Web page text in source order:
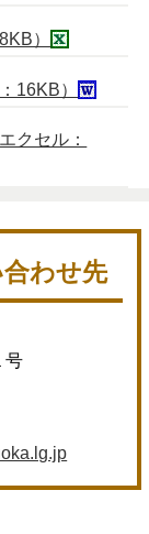
）
16KB）
クセル：
わせ先
号